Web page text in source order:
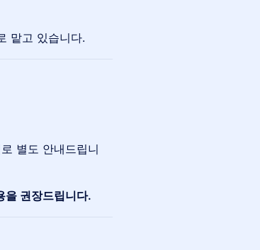
맡고 있습니다.
별도 안내드립니
을 권장드립니다.